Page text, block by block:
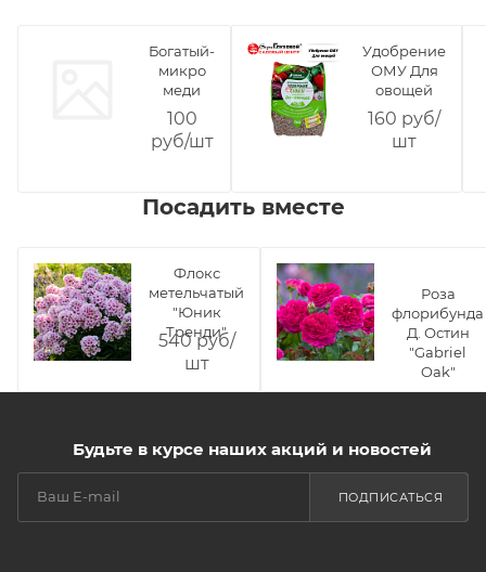
Богатый-
микро
меди
100
руб/шт
Удобрение
ОМУ Для
овощей
160 руб/
шт
Посадить вместе
Флокс
метельчатый
"Юник
Тренди"
540 руб/
шт
Роза
флорибунда
Д. Остин
"Gabriel
Oak"
Будьте в курсе наших акций и новостей
ПОДПИСАТЬСЯ